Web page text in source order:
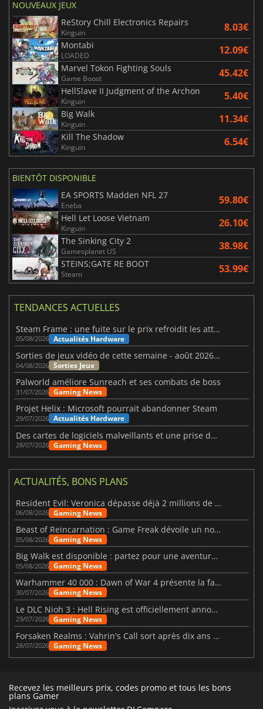
NOUVEAUX JEUX
ReStory Chill Electronics Repairs
Kinguin 8.03€
Montabi
LOADED 12.09€
Marvel Tokon Fighting Souls
Game Boost 45.42€
HellSlave II Judgment of the Archon
Kinguin 5.40€
Big Walk
Kinguin 11.34€
Kill The Shadow
Kinguin 6.54€
BIENTÔT DISPONIBLE
EA SPORTS Madden NFL 27
Eneba 59.80€
Hell Let Loose Vietnam
Kinguin 26.10€
The Sinking City 2
Gamesplanet US 38.98€
STEINS;GATE RE BOOT
Steam 53.99€
TENDANCES ACTUELLES
Steam Frame : une fuite sur le prix refroidit les attentes VR
05/08/2026 Actualités Hardware
Sorties de jeux vidéo de cette semaine - août 2026 (semaine 32)
04/08/2026 Sorties Jeux
Palworld améliore Sunreach et ses combats de boss
31/07/2026 Gaming News
Projet Helix : Microsoft pourrait abandonner Steam
29/07/2026 Actualités Hardware
Des cartes de logiciels malveillants et une prise de contrôle de Discord ont touché Meccha Chameleon
28/07/2026 Gaming News
ACTUALITÉS, BONS PLANS
Resident Evil: Veronica dépasse déjà 2 millions de wishlists
06/08/2026 Gaming News
Beast of Reincarnation : Game Freak dévoile un nouveau pari
05/08/2026 Gaming News
Big Walk est disponible : partez pour une aventure entre amis
05/08/2026 Gaming News
Warhammer 40 000 : Dawn of War 4 présente la faction des Nécrons
30/07/2026 Gaming News
Le DLC Nioh 3 : Hell Rising est officiellement annoncé
29/07/2026 Gaming News
Forsaken Realms : Vahrin's Call sort après dix ans de développement
28/07/2026 Gaming News
Recevez les meilleurs prix, codes promo et tous les bons
plans Gamer